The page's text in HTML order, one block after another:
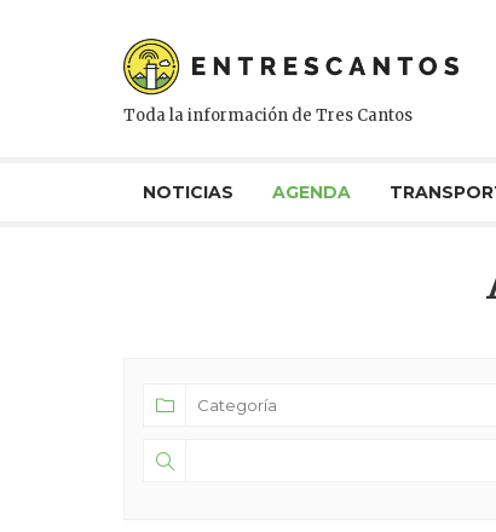
Toda la información de Tres Cantos
NOTICIAS AGENDA